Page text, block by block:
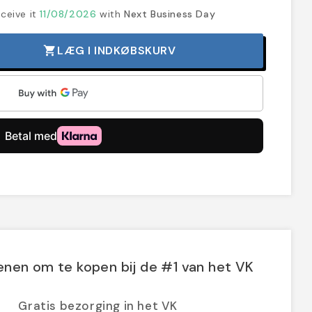
it11/08/2026 withNext Business Day
shopping_cart LÆG I INDKØBSKURV
om te kopen bij de #1 van het VK
Gratis bezorging in het VK